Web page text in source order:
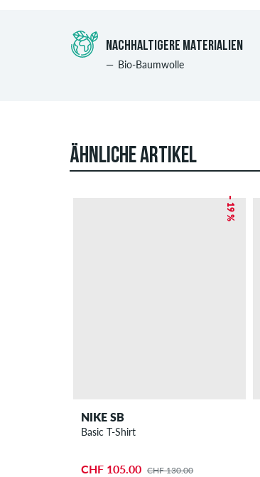
NACHHALTIGERE MATERIALIEN
Bio-Baumwolle
ÄHNLICHE ARTIKEL
– 19 %
NIKE SB
Basic T-Shirt
CHF 105.00 CHF 130.00